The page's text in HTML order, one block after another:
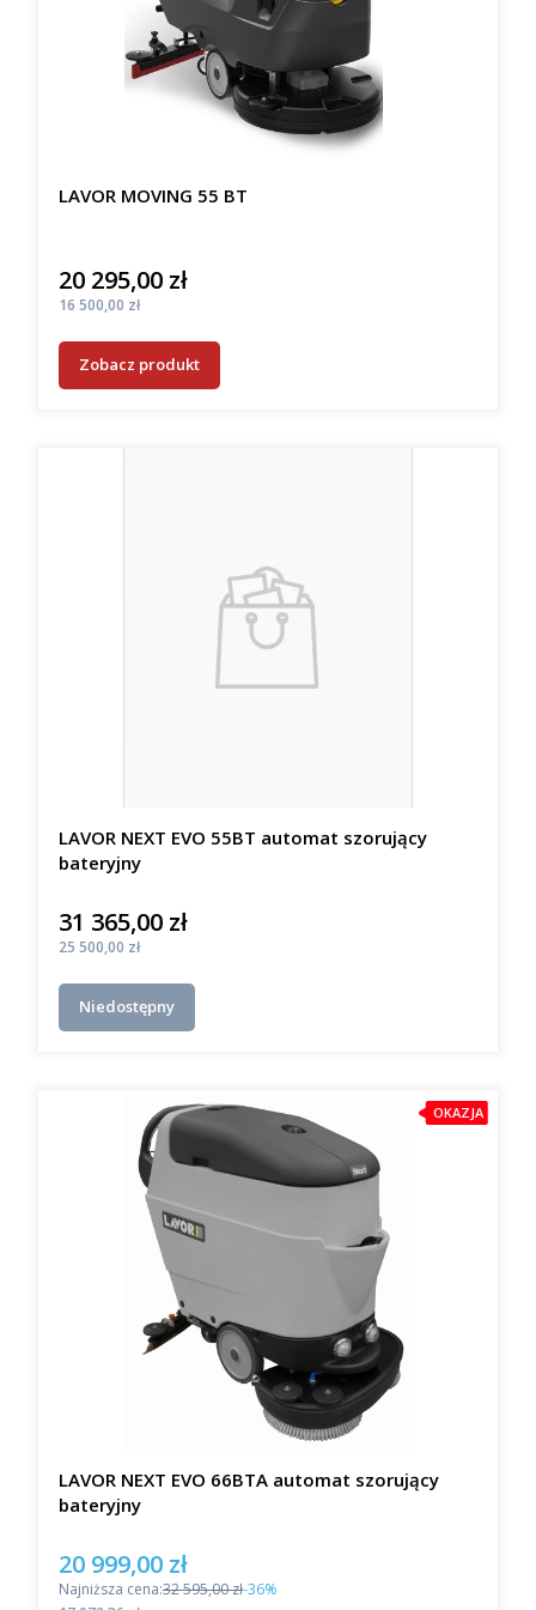
LAVOR MOVING 55 BT
Cena
20 295,00 zł
Cena
16 500,00 zł
Zobacz produkt
LAVOR NEXT EVO 55BT automat szorujący
bateryjny
Cena
31 365,00 zł
Cena
25 500,00 zł
Niedostępny
OKAZJA
LAVOR NEXT EVO 66BTA automat szorujący
bateryjny
Cena promocyjna
20 999,00 zł
Najniższa cena:32 595,00 zł-36%